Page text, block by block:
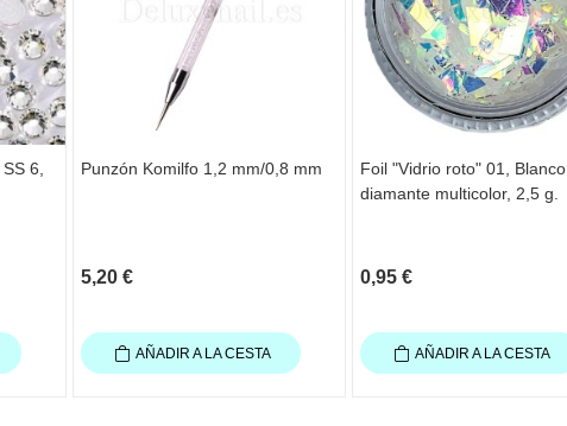
6,
Punzón Komilfo 1,2 mm/0,8 mm
5,20 €
AÑADIR A LA CESTA
Foil "Vidrio roto" 01, Blanco
diamante multicolor, 2,5 g.
0,95 €
AÑADIR A LA CESTA